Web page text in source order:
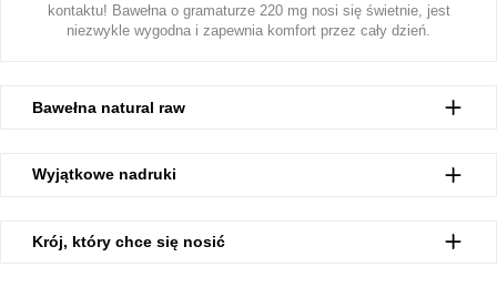
kontaktu! Bawełna o gramaturze 220 mg nosi się świetnie, jest
niezwykle wygodna i zapewnia komfort przez cały dzień.
Bawełna natural raw
Wyjątkowe nadruki
Krój, który chce się nosić